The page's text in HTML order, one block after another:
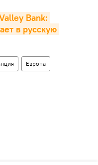
Bank:
в русскую
Европа